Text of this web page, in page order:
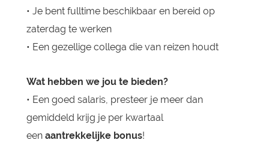
• Je bent fulltime beschikbaar en bereid op
zaterdag te werken
• Een gezellige collega die van reizen houdt
Wat hebben we jou te bieden?
• Een goed salaris, presteer je meer dan
gemiddeld krijg je per kwartaal
een aantrekkelijke bonus!